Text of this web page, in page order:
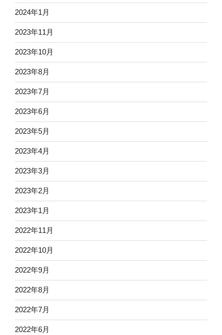
2024年1月
2023年11月
2023年10月
2023年8月
2023年7月
2023年6月
2023年5月
2023年4月
2023年3月
2023年2月
2023年1月
2022年11月
2022年10月
2022年9月
2022年8月
2022年7月
2022年6月